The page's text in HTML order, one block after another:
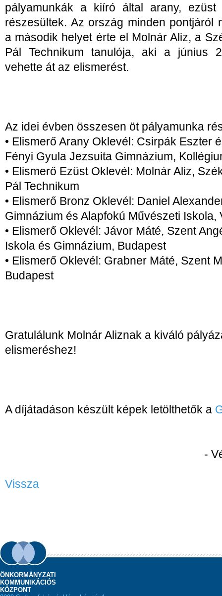
pályamunkák a kiíró által arany, ezüst
részesültek. Az ország minden pontjáról
a második helyet érte el Molnár Aliz, a
Pál Technikum tanulója, aki a június
vehette át az elismerést.
Az idei évben összesen öt pályamunka
• Elismerő Arany Oklevél: Csirpák Eszter
Fényi Gyula Jezsuita Gimnázium,
• Elismerő Ezüst Oklevél: Molnár Aliz,
Pál Technikum
• Elismerő Bronz Oklevél: Daniel
Gimnázium és Alapfokú Művészeti Iskola,
• Elismerő Oklevél: Jávor Máté, Szent
Iskola és Gimnázium, Budapest
• Elismerő Oklevél: Grabner Máté, Szent
Budapest
Gratulálunk Molnár Aliznak a kiváló
elismeréshez!
A díjátadáson készült képek letölthetők a
- Vége
Vissza
ÖNKORMÁNYZATI
KOMMUNIKÁCIÓS
KÖZPONT